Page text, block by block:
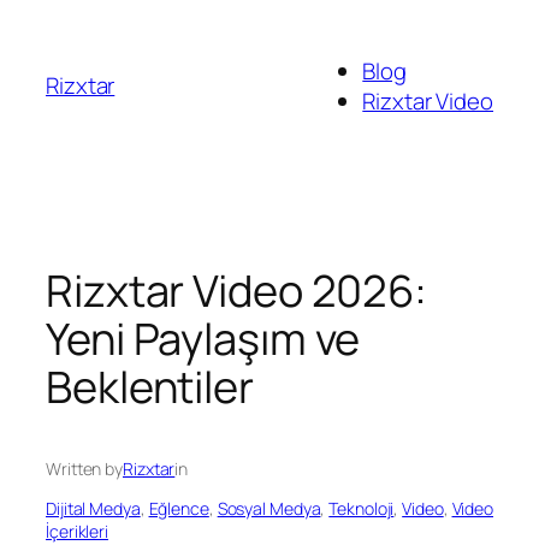
Rizxtar
Blog
Rizxtar Video
Rizxtar Video 2026:
Yeni Paylaşım ve
Beklentiler
Written byRizxtarin
Dijital Medya, Eğlence, Sosyal Medya, Teknoloji, Video, Video
İçerikleri